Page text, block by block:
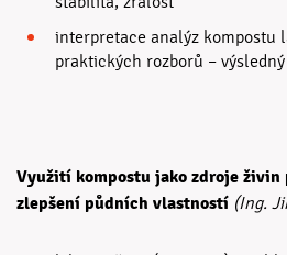
interpretace analýz kompostu
praktických rozborů –
Využití kompostu jako zdroje
zlepšení půdních vlastností (Ing.